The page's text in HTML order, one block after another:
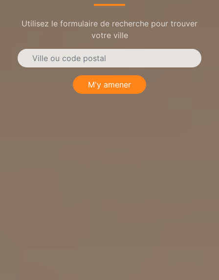
Utilisez le formulaire de recherche pour trouver
votre ville
M'y amener